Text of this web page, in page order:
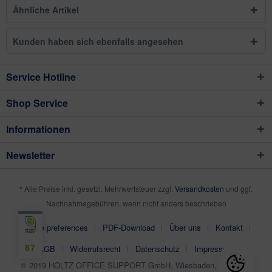
Ähnliche Artikel
Kunden haben sich ebenfalls angesehen
Service Hotline
Shop Service
Informationen
Newsletter
* Alle Preise inkl. gesetzl. Mehrwertsteuer zzgl. Versandkosten und ggf.
Nachnahmegebühren, wenn nicht anders beschrieben
Cookie preferences PDF-Download Über uns
Kontakt
AGB
Widerrufsrecht Datenschutz
Impressum
© 2019 HOLTZ OFFICE SUPPORT GmbH, Wiesbaden, Germany
87